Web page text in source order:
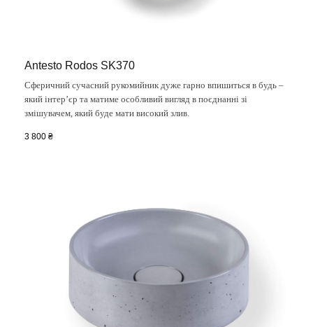
Antesto Rodos SK370
Сферичний сучасний рукомийник дуже гарно впишиться в будь –
який інтер’єр та матиме особливий вигляд в поєднанні зі
змішувачем, який буде мати високий злив.
3 800 ₴